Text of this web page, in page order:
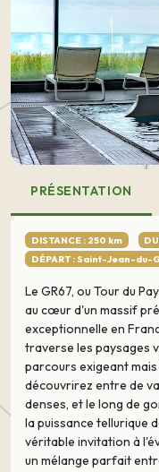
PRÉSENTATION
DISTANCE : 250 km
DÉPART : Saint-Jean-du-
Le GR67, ou Tour du
au cœur d'un massif
exceptionnelle en
traverse les paysages
parcours exigeant
découvrirez entre de
denses, et le long de
la puissance tellurique
véritable invitation à
un mélange parfait